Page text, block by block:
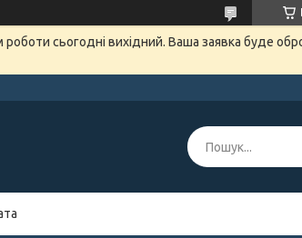
сьогодні вихідний. Ваша заявка буде